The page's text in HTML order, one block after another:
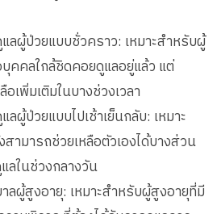
ลผู้ป่วยแบบชั่วคราว: เหมาะสำหรับผู้
คลใกล้ชิดคอยดูแลอยู่แล้ว แต่
เพิ่มเติมในบางช่วงเวลา
ผู้ป่วยแบบไปเช้าเย็นกลับ: เหมาะ
ามารถช่วยเหลือตัวเองได้บางส่วน
ลในช่วงกลางวัน
ลผู้สูงอายุ: เหมาะสำหรับผู้สูงอายุที่มี